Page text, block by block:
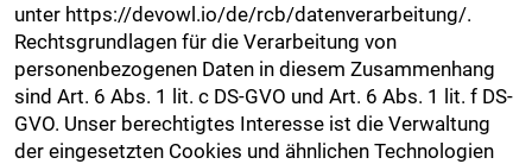
unter https://devowl.io/de/rcb/datenverarbeitung/.
Rechtsgrundlagen für die Verarbeitung von
personenbezogenen Daten in diesem Zusammenhang
sind Art. 6 Abs. 1 lit. c DS-GVO und Art. 6 Abs. 1 lit. f DS-
GVO. Unser berechtigtes Interesse ist die Verwaltung
der eingesetzten Cookies und ähnlichen Technologien